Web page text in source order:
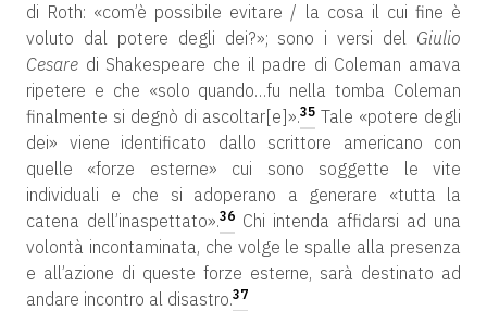
di Roth: «com’è possibile evitare / la cosa il cui fine è
voluto dal potere degli dei?»; sono i versi del Giulio
Cesare di Shakespeare che il padre di Coleman amava
ripetere e che «solo quando…fu nella tomba Coleman
finalmente si degnò di ascoltar[e]».35 Tale «potere degli
dei» viene identificato dallo scrittore americano con
quelle «forze esterne» cui sono soggette le vite
individuali e che si adoperano a generare «tutta la
catena dell’inaspettato».36 Chi intenda affidarsi ad una
volontà incontaminata, che volge le spalle alla presenza
e all’azione di queste forze esterne, sarà destinato ad
andare incontro al disastro.37